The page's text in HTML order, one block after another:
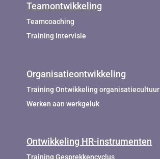
Teamontwikkeling
Teamcoaching
Training Intervisie
Organisatieontwikkeling
Training Ontwikkeling organisatiecultuur
Werken aan werkgeluk
Ontwikkeling HR-instrumenten
Training Gesprekkencyclus